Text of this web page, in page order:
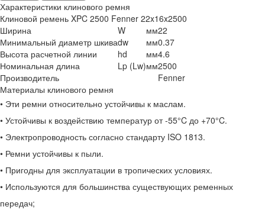
Характеристики клинового ремня
Клиновой ремень XPC 2500 Fenner 22x16x2500
Ширина
W мм22
Минимальный диаметр шкиваdw мм0.37
Высота расчетной линии
hd мм4.6
Номинальная длина
Lp (Lw)мм2500
Производитель
Fenner
Материалы клинового ремня
• Эти ремни относительно устойчивы к маслам.
• Устойчивы к воздействию температур от -55°C до +70°C.
• Электропроводность согласно стандарту ISO 1813.
• Ремни устойчивы к пыли.
• Пригодны для эксплуатации в тропических условиях.
• Используются для большинства существующих ременных
передач;